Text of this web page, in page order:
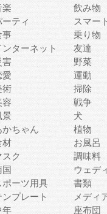
楽 飲み物
ーティ スマー
事 乗り物
ンターネット 友達
害 野菜
愛 運動
術 掃除
容 戦争
景 犬
かちゃん 植物
材 お風呂
スク 調味料
国 ウェデ
ポーツ用具 書類
ンプレート メディ
年 座布団